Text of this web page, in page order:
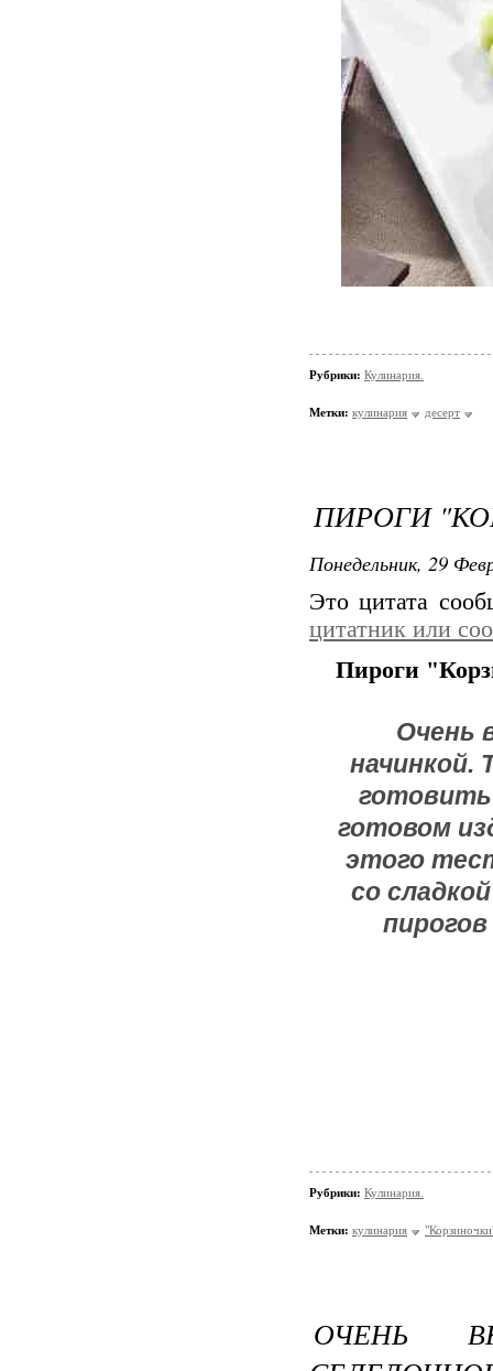
Рубрики: Кулинария.
Метки: кулинария десерт
ПИРОГИ
Понедельник, 29
Это цитата
цитатник или
Пироги
Очень
начинкой.
готовить
готовом
этого
со
Рубрики: Кулинария.
Метки: кулинария
ОЧЕНЬ